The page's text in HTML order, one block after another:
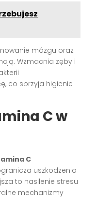
mózgu oraz
Wzmacnia zęby i
co sprzyja higienie
C w
C
uszkodzenia
to nasilenie stresu
mechanizmy